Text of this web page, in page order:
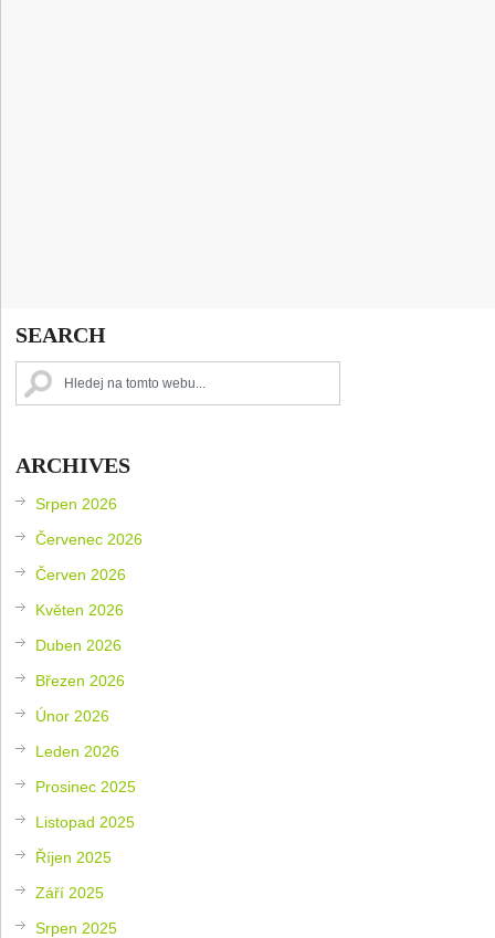
SEARCH
ARCHIVES
Srpen 2026
Červenec 2026
Červen 2026
Květen 2026
Duben 2026
Březen 2026
Únor 2026
Leden 2026
Prosinec 2025
Listopad 2025
Říjen 2025
Září 2025
Srpen 2025